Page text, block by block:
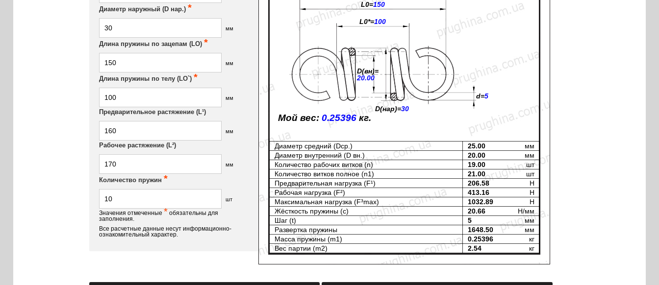
Диаметр наружный (D нар.) *
мм
Длина пружины по зацепам (LO) *
мм
Длина пружины по телу (LO`) *
мм
Предварительное растяжение (L¹)
мм
Рабочее растяжение (L²)
мм
Количество пружин *
шт
Значения отмеченные * обязательны для
заполнения.
Все расчетные данные несут информационно-
ознакомительный характер.
Мой вес: 0.25396кг.
D(вн)=
20.00
L0=150
L0*=100
D(нар)=30
d=5
Диаметр средний (Dср.) 25.00
мм
Диаметр внутренний (D вн.)
20.00
мм
Количество рабочих витков (n)
19.00
шт
Количество витков полное (n1)
21.00
шт
Предварительная нагрузка (F¹)
206.58
H
Рабочая нагрузка (F²)
413.16
H
Максимальная нагрузка (F³max)
1032.89
H
Жёсткость пружины (с)
20.66
H/мм
Шаг (t)
5
мм
Развертка пружины
1648.50
мм
Масса пружины (m1)
0.25396
кг
Вес партии (m2)
2.54 кг